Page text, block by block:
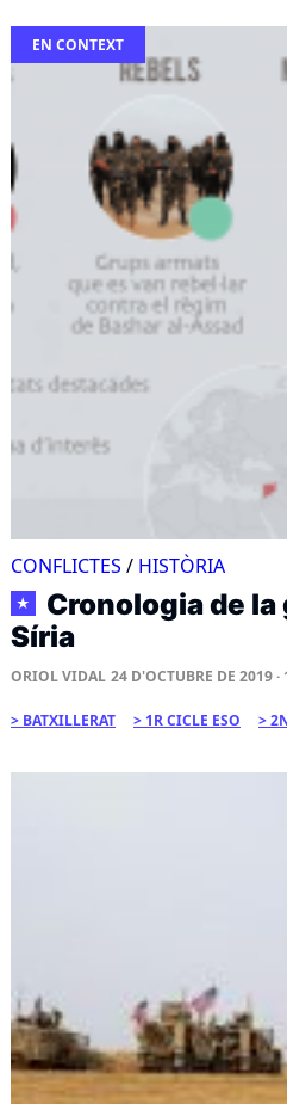
EN CONTEXT
CONFLICTES / HISTÒRIA
★
Cronologia de
Síria
ORIOL VIDAL 24 D'OCTUBRE DE 2019 ·
BATXILLERAT 1R CICLE ESO